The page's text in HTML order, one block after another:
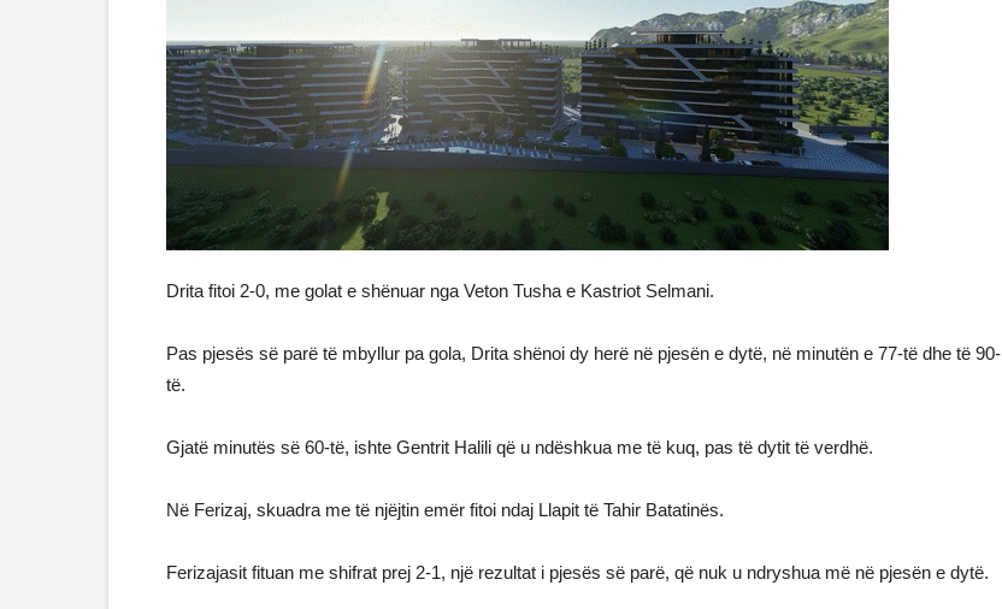
Drita fitoi 2-0, me golat e shënuar nga Veton Tusha e Kastriot Selmani.
Pas pjesës së parë të mbyllur pa gola, Drita shënoi dy herë në pjesën e dytë, në minutën e 77-të dhe të 90-
të.
Gjatë minutës së 60-të, ishte Gentrit Halili që u ndëshkua me të kuq, pas të dytit të verdhë.
Në Ferizaj, skuadra me të njëjtin emër fitoi ndaj Llapit të Tahir Batatinës.
Ferizajasit fituan me shifrat prej 2-1, një rezultat i pjesës së parë, që nuk u ndryshua më në pjesën e dytë.